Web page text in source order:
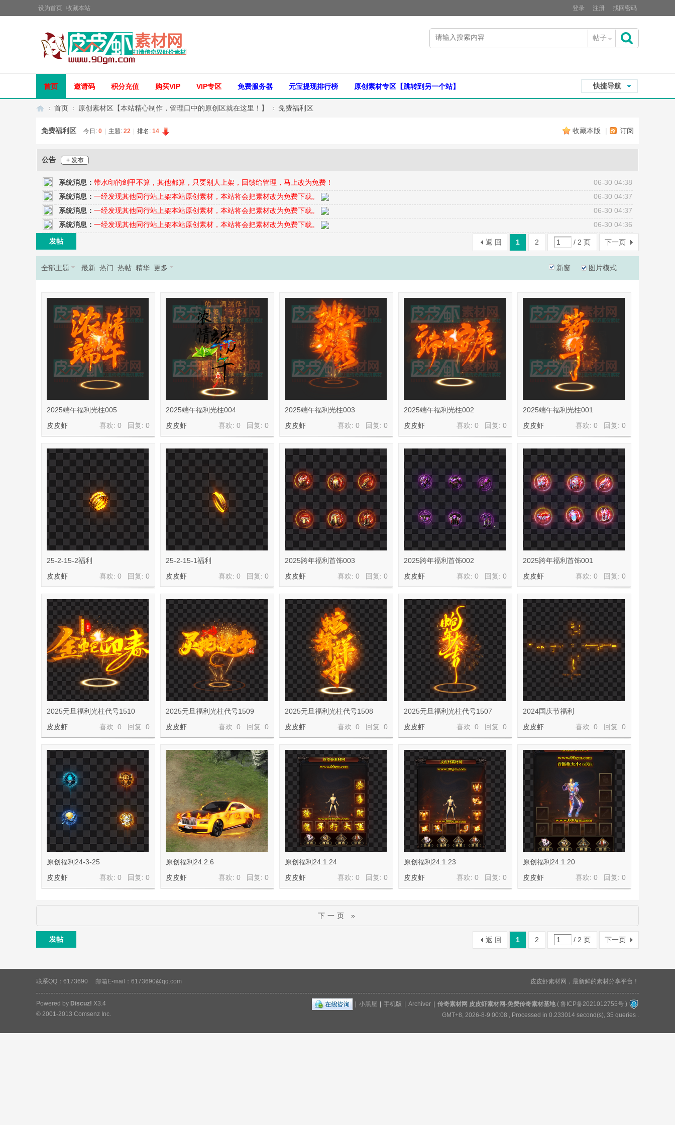
设为首页 收藏本站 登录 注册 找回密码
帖子
索
快捷导航
首页 邀请码 积分充值 购买VIP VIP专区 免费服务器 元宝提现排行榜 原创素材专区【跳转到另一个站】
奇
首页 原创素材区【本站精心制作，管理口中的原创区就在这里！】 免费福利区
收藏本版 | 订阅
免费福利区 今日: 0 主题: 22 排名: 14
公告 + 发布
系统消息： 带水印的剑甲不算，其他都算，只要别人上架，回馈给管理，马上改为免费！
06-30 04:38
系统消息： 一经发现其他同行站上架本站原创素材，本站将会把素材改为免费下载。
06-30 04:37
系统消息： 一经发现其他同行站上架本站原创素材，本站将会把素材改为免费下载。
06-30 04:37
系统消息： 一经发现其他同行站上架本站原创素材，本站将会把素材改为免费下载。 06-30 04:36
1 2 / 2 页 下一页
返 回
发帖
新窗
全部主题 最新 热门 热帖 精华 更多 图片模式
2025端午福利光柱005
喜欢: 0 回复: 0
皮皮虾
2025端午福利光柱004
喜欢: 0 回复: 0
皮皮虾
2025端午福利光柱003
喜欢: 0 回复: 0
皮皮虾
2025端午福利光柱002
喜欢: 0 回复: 0
皮皮虾
2025端午福利光柱001
喜欢: 0 回复: 0
皮皮虾
25-2-15-2福利
喜欢: 0 回复: 0
皮皮虾
25-2-15-1福利
喜欢: 0 回复: 0
皮皮虾
2025跨年福利首饰003
喜欢: 0 回复: 0
皮皮虾
2025跨年福利首饰002
喜欢: 0 回复: 0
皮皮虾
2025跨年福利首饰001
喜欢: 0 回复: 0
皮皮虾
2025元旦福利光柱代号1510
喜欢: 0 回复: 0
皮皮虾
2025元旦福利光柱代号1509
喜欢: 0 回复: 0
皮皮虾
2025元旦福利光柱代号1508
喜欢: 0 回复: 0
皮皮虾
2025元旦福利光柱代号1507
喜欢: 0 回复: 0
皮皮虾
2024国庆节福利
喜欢: 0 回复: 0
皮皮虾
原创福利24-3-25
喜欢: 0 回复: 0
皮皮虾
原创福利24.2.6
喜欢: 0 回复: 0
皮皮虾
原创福利24.1.24
喜欢: 0 回复: 0
皮皮虾
原创福利24.1.23
喜欢: 0 回复: 0
皮皮虾
原创福利24.1.20
喜欢: 0 回复: 0
皮皮虾
下一页 »
1 2 / 2 页 下一页
返 回
发帖
联系QQ：6173690 邮箱E-mail：6173690@qq.com 皮皮虾素材网，最新鲜的素材分享平台！
| 小黑屋 | 手机版 | Archiver | 传奇素材网 皮皮虾素材网-免费传奇素材基地( 鲁ICP备2021012755号 )
GMT+8, 2026-8-9 00:08 , Processed in 0.233014 second(s), 35 queries .
Powered by Discuz! X3.4
© 2001-2013 Comsenz Inc.